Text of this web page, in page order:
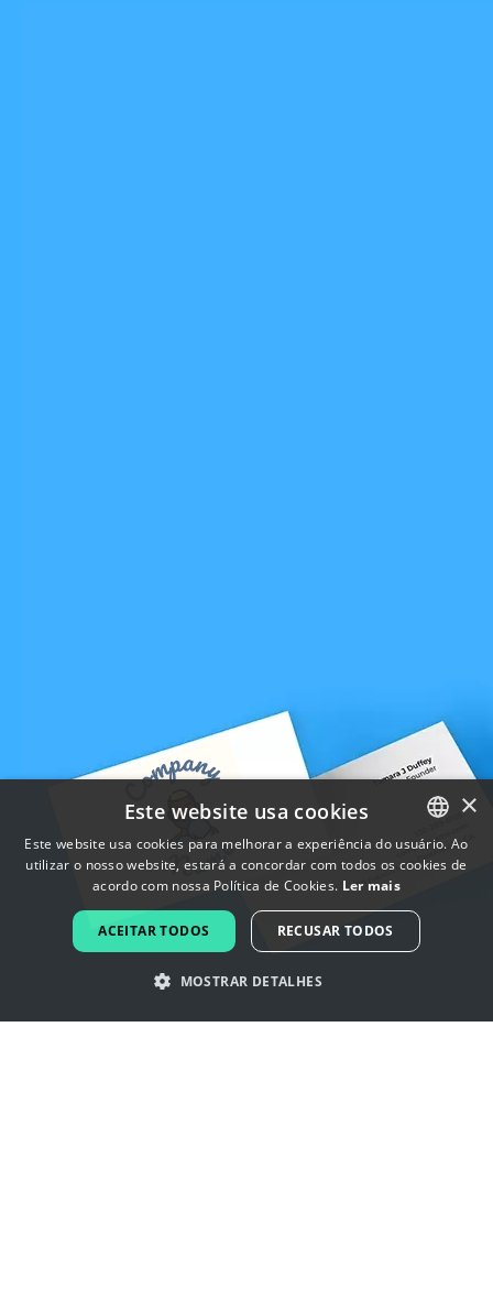
ENGLISH
FRENCH
DUTCH
×
Este website usa cookies
Este website usa cookies para melhorar a experiência do usuário. Ao
utilizar o nosso website, estará a concordar com todos os cookies de
acordo com nossa Política de Cookies. Ler mais
ACEITAR TODOS RECUSAR TODOS
MOSTRAR DETALHES